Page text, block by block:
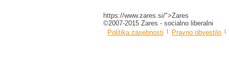
https://www.zares.si/">Zares
©2007-2015 Zares - socialno liberalni
Politika zasebnosti
Pravno obvestilo